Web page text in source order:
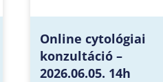
Online cytológiai
konzultáció –
2026.06.05. 14h